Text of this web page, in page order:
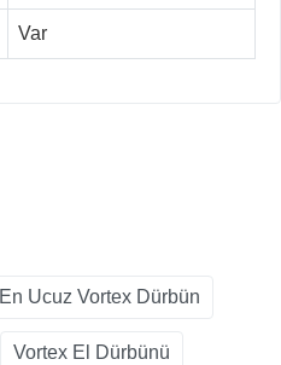
Var
En Ucuz Vortex Dürbün
Vortex El Dürbünü